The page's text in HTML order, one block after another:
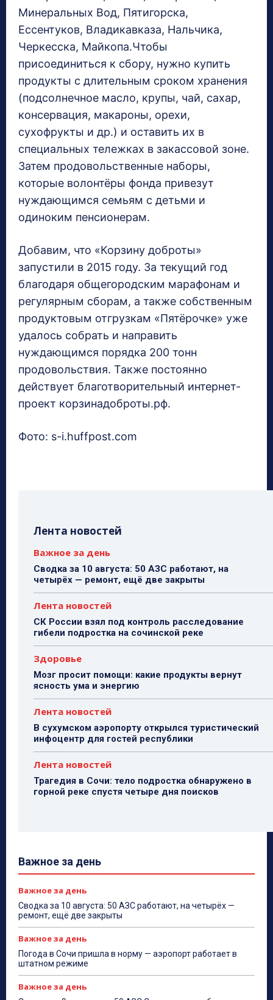
Минеральных Вод, Пятигорска,
Ессентуков, Владикавказа, Нальчика,
Черкесска, Майкопа.Чтобы
присоединиться к сбору, нужно купить
продукты с длительным сроком хранения
(подсолнечное масло, крупы, чай, сахар,
консервация, макароны, орехи,
сухофрукты и др.) и оставить их в
специальных тележках в закассовой зоне.
Затем продовольственные наборы,
которые волонтёры фонда привезут
нуждающимся семьям с детьми и
одиноким пенсионерам.
Добавим, что «Корзину доброты»
запустили в 2015 году. За текущий год
благодаря общегородским марафонам и
регулярным сборам, а также собственным
продуктовым отгрузкам «Пятёрочке» уже
удалось собрать и направить
нуждающимся порядка 200 тонн
продовольствия. Также постоянно
действует благотворительный интернет-
проект корзинадоброты.рф.
Фото: s-i.huffpost.com
Лента новостей
Важное за день
Сводка за 10 августа: 50 АЗС работают, на
четырёх — ремонт, ещё две закрыты
Лента новостей
СК России взял под контроль расследование
гибели подростка на сочинской реке
Здоровье
Мозг просит помощи: какие продукты вернут
ясность ума и энергию
Лента новостей
В сухумском аэропорту открылся туристический
инфоцентр для гостей республики
Лента новостей
Трагедия в Сочи: тело подростка обнаружено в
горной реке спустя четыре дня поисков
Важное за день
Важное за день
Сводка за 10 августа: 50 АЗС работают, на четырёх —
ремонт, ещё две закрыты
Важное за день
Погода в Сочи пришла в норму — аэропорт работает в
штатном режиме
Важное за день